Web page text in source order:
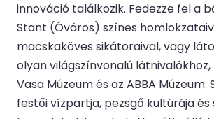
innováció találkozik. Fedezze fel a
Stant (Óváros) színes
macskaköves sikátoraival, vagy
olyan világszínvonalú
Vasa Múzeum és az ABBA
festői vízpartja, pezsgő kultúrája és